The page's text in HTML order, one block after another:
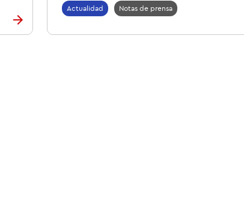
Actualidad Notas de prensa